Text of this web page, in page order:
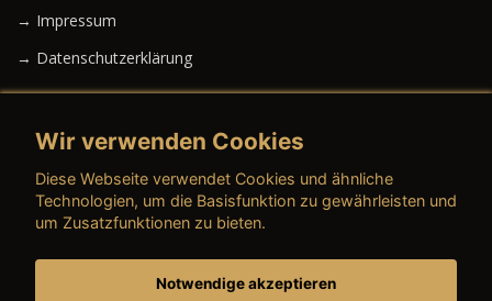
→ Impressum
→ Datenschutzerklärung
→ AGB (Gebrauchtwagen)
Wir verwenden Cookies
Diese Webseite verwendet Cookies und ähnliche
Technologien, um die Basisfunktion zu gewährleisten und
um Zusatzfunktionen zu bieten.
Notwendige akzeptieren